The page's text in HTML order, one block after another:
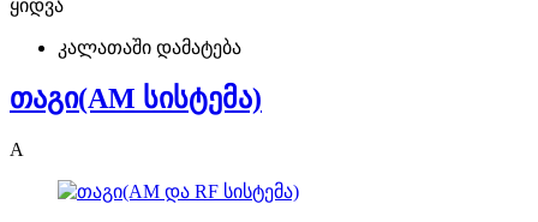
ყიდვა
კალათაში დამატება
თაგი(AM სისტემა)
A